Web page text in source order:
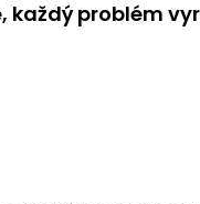
každý problém